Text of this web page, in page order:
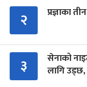
२ प्रज्ञाका
३
सेनाको
लागि